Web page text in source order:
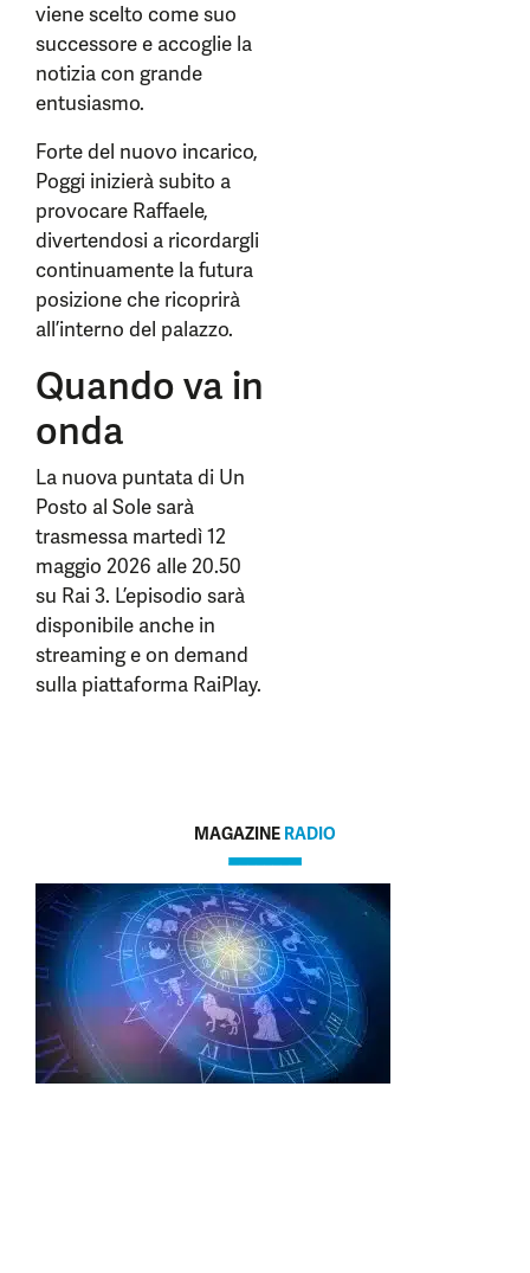
viene scelto come suo
successore e accoglie la
notizia con grande
entusiasmo.
Forte del nuovo incarico,
Poggi inizierà subito a
provocare Raffaele,
divertendosi a ricordargli
continuamente la futura
posizione che ricoprirà
all’interno del palazzo.
Quando va in
onda
La nuova puntata di Un
Posto al Sole sarà
trasmessa martedì 12
maggio 2026 alle 20.50
su Rai 3. L’episodio sarà
disponibile anche in
streaming e on demand
sulla piattaforma RaiPlay.
MAGAZINE RADIO